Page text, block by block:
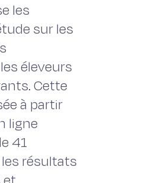
les
sur les
éleveurs
Cette
à partir
ligne
41
résultats